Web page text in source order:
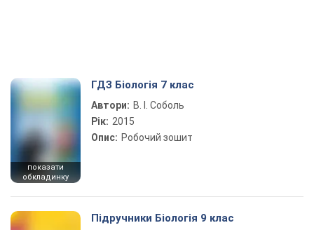
показати
обкладинку
ГДЗ Біологія 7 клас
Автори: В. І. Соболь
Рік: 2015
Опис: Робочий зошит
Підручники Біологія 9 клас